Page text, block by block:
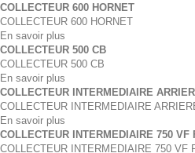
COLLECTEUR 600 HORNET
COLLECTEUR 600 HORNET
En savoir plus
COLLECTEUR 500 CB
COLLECTEUR 500 CB
En savoir plus
COLLECTEUR INTERMEDIAIRE
COLLECTEUR INTERMEDIAIRE
En savoir plus
COLLECTEUR INTERMEDIAIRE 750 VF
COLLECTEUR INTERMEDIAIRE 750 VF